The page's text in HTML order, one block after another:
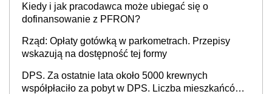
Kiedy i jak pracodawca może ubiegać się o
dofinansowanie z PFRON?
Rząd: Opłaty gotówką w parkometrach. Przepisy
wskazują na dostępność tej formy
DPS. Za ostatnie lata około 5000 krewnych
współpłaciło za pobyt w DPS. Liczba mieszkańców